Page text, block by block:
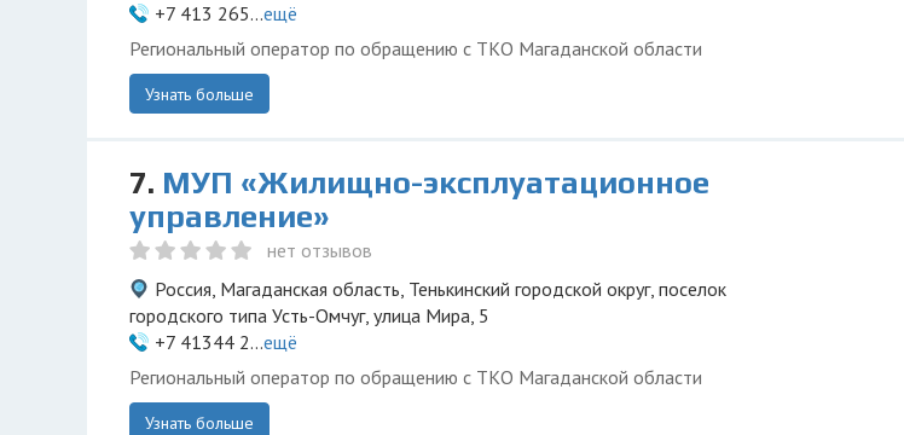
+7 413 265...ещё
Региональный оператор по обращению с ТКО Магаданской области
Узнать больше
7. МУП «Жилищно-эксплуатационное
управление»
нет отзывов
Россия, Магаданская область, Тенькинский городской округ, поселок
городского типа Усть-Омчуг, улица Мира, 5
+7 41344 2...ещё
Региональный оператор по обращению с ТКО Магаданской области
Узнать больше